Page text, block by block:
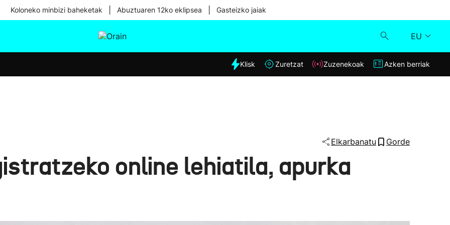
Koloneko minbizi baheketak Abuztuaren 12ko eklipsea Gasteizko jaiak
EU
Eguraldia
Klisk
Klisk Zuretzat Zuzenekoak Azken berriak
Elkarbanatu Gorde
online lehiatila, apurka